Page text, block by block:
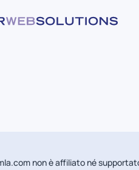
non è affiliato né